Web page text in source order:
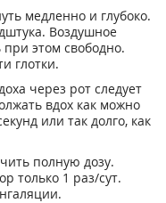
медленно и глубоко.
Воздушное
этом свободно.
глотки.
через рот следует
вдох как можно
или так долго, как
полную дозу.
только 1 раз/сут.